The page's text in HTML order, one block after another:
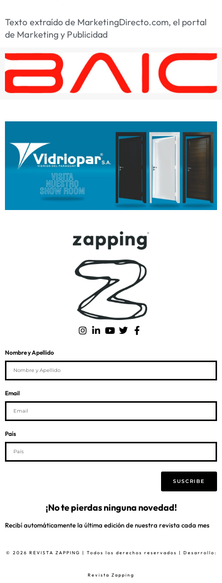
Texto extraído de MarketingDirecto.com, el portal
de Marketing y Publicidad
Nombre y Apellido
Email
País
SUSCRIBE
¡No te pierdas ninguna novedad!
Recibí automáticamente la última edición de nuestra revista cada mes
© 2026 REVISTA ZAPPING | Todos los derechos reservados | Desarrollo:
Revista Zapping